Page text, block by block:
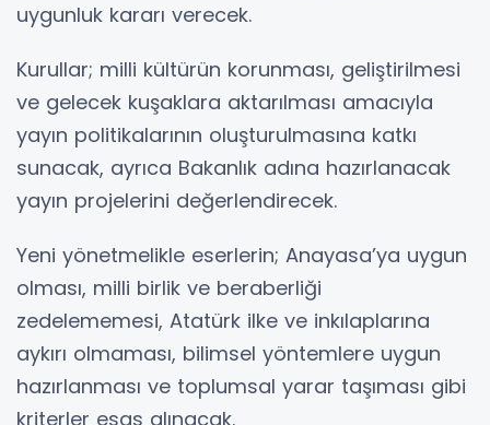
uygunluk kararı verecek.
Kurullar; milli kültürün korunması, geliştirilmesi
ve gelecek kuşaklara aktarılması amacıyla
yayın politikalarının oluşturulmasına katkı
sunacak, ayrıca Bakanlık adına hazırlanacak
yayın projelerini değerlendirecek.
Yeni yönetmelikle eserlerin; Anayasa’ya uygun
olması, milli birlik ve beraberliği
zedelememesi, Atatürk ilke ve inkılaplarına
aykırı olmaması, bilimsel yöntemlere uygun
hazırlanması ve toplumsal yarar taşıması gibi
kriterler esas alınacak.